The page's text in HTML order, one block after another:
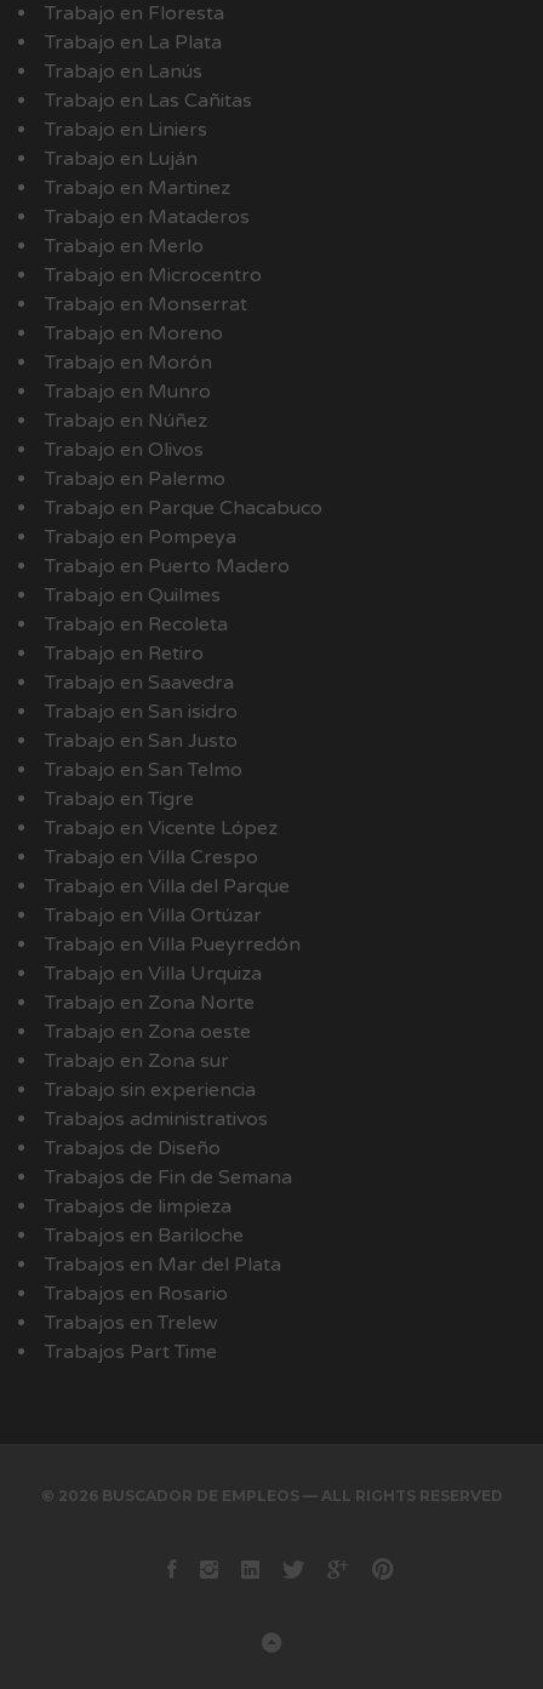
Trabajo en Floresta
Trabajo en La Plata
Trabajo en Lanús
Trabajo en Las Cañitas
Trabajo en Liniers
Trabajo en Luján
Trabajo en Martinez
Trabajo en Mataderos
Trabajo en Merlo
Trabajo en Microcentro
Trabajo en Monserrat
Trabajo en Moreno
Trabajo en Morón
Trabajo en Munro
Trabajo en Núñez
Trabajo en Olivos
Trabajo en Palermo
Trabajo en Parque Chacabuco
Trabajo en Pompeya
Trabajo en Puerto Madero
Trabajo en Quilmes
Trabajo en Recoleta
Trabajo en Retiro
Trabajo en Saavedra
Trabajo en San isidro
Trabajo en San Justo
Trabajo en San Telmo
Trabajo en Tigre
Trabajo en Vicente López
Trabajo en Villa Crespo
Trabajo en Villa del Parque
Trabajo en Villa Ortúzar
Trabajo en Villa Pueyrredón
Trabajo en Villa Urquiza
Trabajo en Zona Norte
Trabajo en Zona oeste
Trabajo en Zona sur
Trabajo sin experiencia
Trabajos administrativos
Trabajos de Diseño
Trabajos de Fin de Semana
Trabajos de limpieza
Trabajos en Bariloche
Trabajos en Mar del Plata
Trabajos en Rosario
Trabajos en Trelew
Trabajos Part Time
© 2026 BUSCADOR DE EMPLEOS — ALL RIGHTS RESERVED
Facebook
instagram
LinkedinTwitterGoogle+